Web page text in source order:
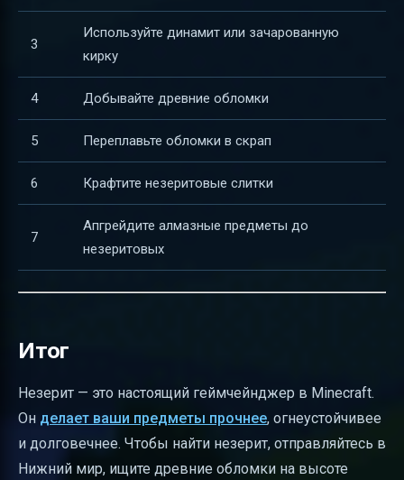
3
Используйте динамит или зачарованную
кирку
4 Добывайте древние обломки
5 Переплавьте обломки в скрап
6 Крафтите незеритовые слитки
7
Апгрейдите алмазные предметы до
незеритовых
Итог
Незерит — это настоящий геймчейнджер в Minecraft.
Он делает ваши предметы прочнее, огнеустойчивее
и долговечнее. Чтобы найти незерит, отправляйтесь в
Нижний мир, ищите древние обломки на высоте